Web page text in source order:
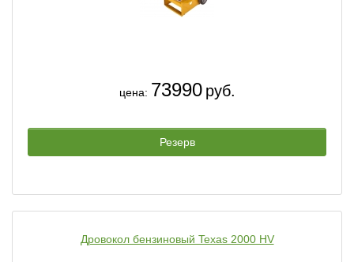
цена: 73990 руб.
Резерв
Дровокол бензиновый Texas 2000 HV